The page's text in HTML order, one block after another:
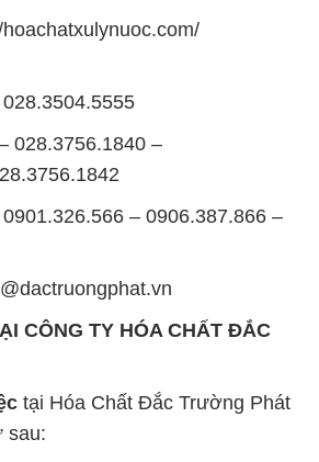
hoachatxulynuoc.com/
028.3756.1840 –
– 0906.387.866 –
CÔNG TY HÓA CHẤT ĐẮC
tại Hóa Chất Đắc Trường Phát
sau: